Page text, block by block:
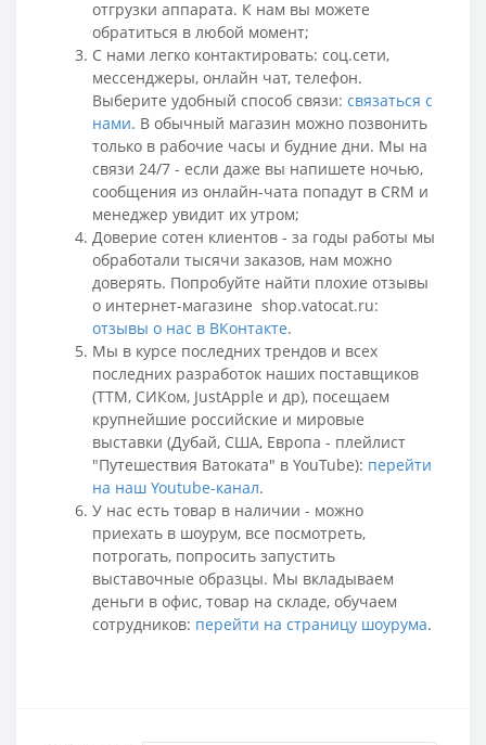
отгрузки аппарата. К нам вы можете
обратиться в любой момент;
С нами легко контактировать: соц.сети,
мессенджеры, онлайн чат, телефон.
Выберите удобный способ связи: связаться с
нами. В обычный магазин можно позвонить
только в рабочие часы и будние дни. Мы на
связи 24/7 - если даже вы напишете ночью,
сообщения из онлайн-чата попадут в CRM и
менеджер увидит их утром;
Доверие сотен клиентов - за годы работы мы
обработали тысячи заказов, нам можно
доверять. Попробуйте найти плохие отзывы
о интернет-магазине shop.vatocat.ru:
отзывы о нас в ВКонтакте.
Мы в курсе последних трендов и всех
последних разработок наших поставщиков
(ТТМ, СИКом, JustApple и др), посещаем
крупнейшие российские и мировые
выставки (Дубай, США, Европа - плейлист
"Путешествия Ватоката" в YouTube): перейти
на наш Youtube-канал.
У нас есть товар в наличии - можно
приехать в шоурум, все посмотреть,
потрогать, попросить запустить
выставочные образцы. Мы вкладываем
деньги в офис, товар на складе, обучаем
сотрудников: перейти на страницу шоурума.